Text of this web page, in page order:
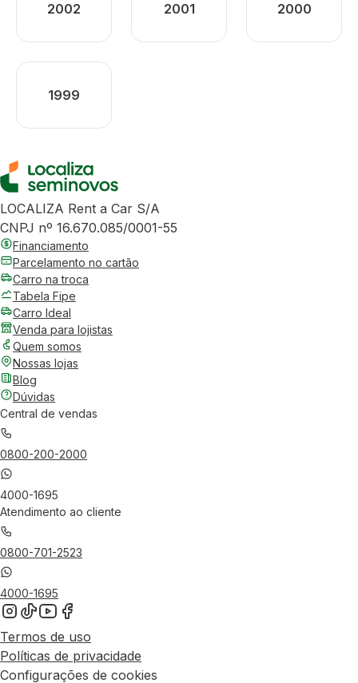
2002 2001 2000
1999
LOCALIZA Rent a Car S/A
CNPJ nº 16.670.085/0001-55
Financiamento
Parcelamento no cartão
Carro na troca
Tabela Fipe
Carro Ideal
Venda para lojistas
Quem somos
Nossas lojas
Blog
Dúvidas
Central de vendas
0800-200-2000
4000-1695
Atendimento ao cliente
0800-701-2523
4000-1695
Termos de uso
Políticas de privacidade
Configurações de cookies